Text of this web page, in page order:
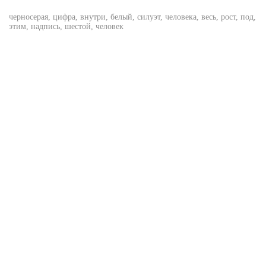
черносерая, цифра, внутри, белый, силуэт, человека, весь, рост, под,
этим, надпись, шестой, человек